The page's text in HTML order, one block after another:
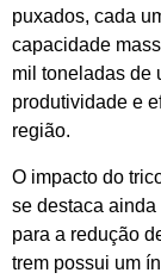
puxados, cada
capacidade
mil toneladas de
produtividade e
região.
O impacto do
se destaca
para a redução
trem possui um